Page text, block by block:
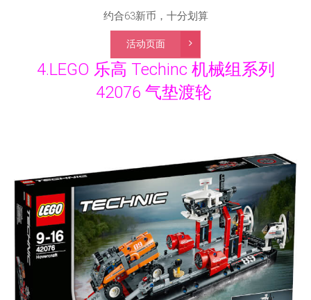
约合63新币，十分划算
活动页面
4.LEGO 乐高 Techinc 机械组系列
42076 气垫渡轮